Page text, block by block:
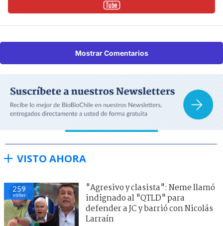
Mostrar Comentarios
VISTO AHORA
259
visitas
"Agresivo y clasista": Neme llamó
indignado al "QTLD" para
defender a JC y barrió con Nicolás
Larraín